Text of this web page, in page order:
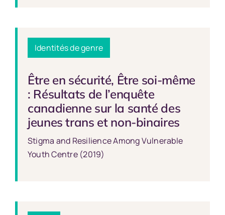
Identités de genre
Être en sécurité, Être soi-même
: Résultats de l’enquête
canadienne sur la santé des
jeunes trans et non-binaires
Stigma and Resilience Among Vulnerable
Youth Centre (2019)